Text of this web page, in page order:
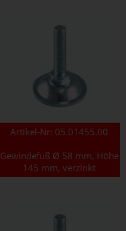
Artikel-Nr: 05.01455.00
Gewindefuß Ø 58 mm, Höhe
145 mm, verzinkt